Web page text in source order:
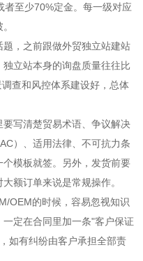
至少70%定金。每一级对应
，之前跟做外贸独立站建站
立站本身的询盘质量往往比
查和风控体系建设好，总体
写清楚贸易术语、争议解决
）、适用法律、不可抗力条
模板就签。另外，发货前要
额订单来说是常规操作。
OEM的时候，容易忽视知识
定在合同里加一条"客户保证
如有纠纷由客户承担全部责